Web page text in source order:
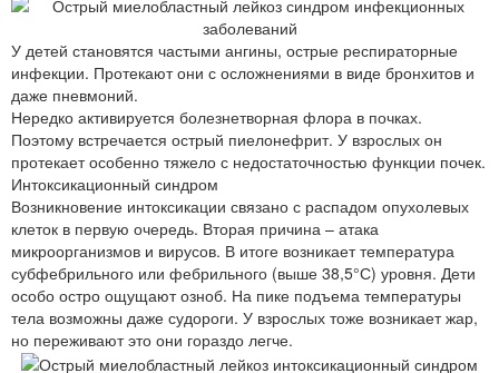
У детей становятся частыми ангины, острые респираторные
инфекции. Протекают они с осложнениями в виде бронхитов и
даже пневмоний.
Нередко активируется болезнетворная флора в почках.
Поэтому встречается острый пиелонефрит. У взрослых он
протекает особенно тяжело с недостаточностью функции почек.
Интоксикационный синдром
Возникновение интоксикации связано с распадом опухолевых
клеток в первую очередь. Вторая причина – атака
микроорганизмов и вирусов. В итоге возникает температура
субфебрильного или фебрильного (выше 38,5°С) уровня. Дети
особо остро ощущают озноб. На пике подъема температуры
тела возможны даже судороги. У взрослых тоже возникает жар,
но переживают это они гораздо легче.